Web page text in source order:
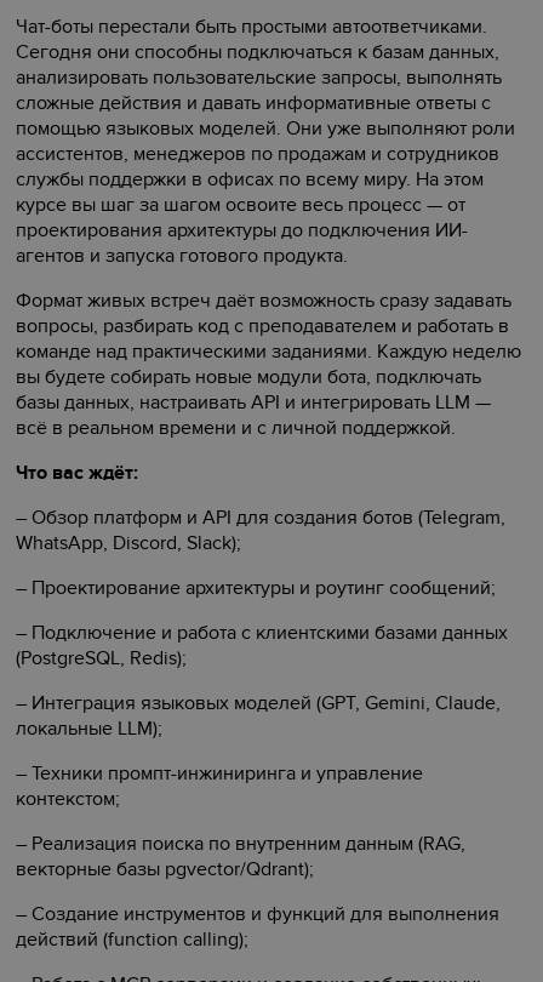
Чат-боты перестали быть простыми автоответчиками.
Сегодня они способны подключаться к базам данных,
анализировать пользовательские запросы, выполнять
сложные действия и давать информативные ответы с
помощью языковых моделей. Они уже выполняют роли
ассистентов, менеджеров по продажам и сотрудников
службы поддержки в офисах по всему миру. На этом
курсе вы шаг за шагом освоите весь процесс — от
проектирования архитектуры до подключения ИИ-
агентов и запуска готового продукта.
Формат живых встреч даёт возможность сразу задавать
вопросы, разбирать код с преподавателем и работать в
команде над практическими заданиями. Каждую неделю
вы будете собирать новые модули бота, подключать
базы данных, настраивать API и интегрировать LLM —
всё в реальном времени и с личной поддержкой.
Что вас ждёт:
– Обзор платформ и API для создания ботов (Telegram,
WhatsApp, Discord, Slack);
– Проектирование архитектуры и роутинг сообщений;
– Подключение и работа с клиентскими базами данных
(PostgreSQL, Redis);
– Интеграция языковых моделей (GPT, Gemini, Claude,
локальные LLM);
– Техники промпт-инжиниринга и управление
контекстом;
– Реализация поиска по внутренним данным (RAG,
векторные базы pgvector/Qdrant);
– Создание инструментов и функций для выполнения
действий (function calling);